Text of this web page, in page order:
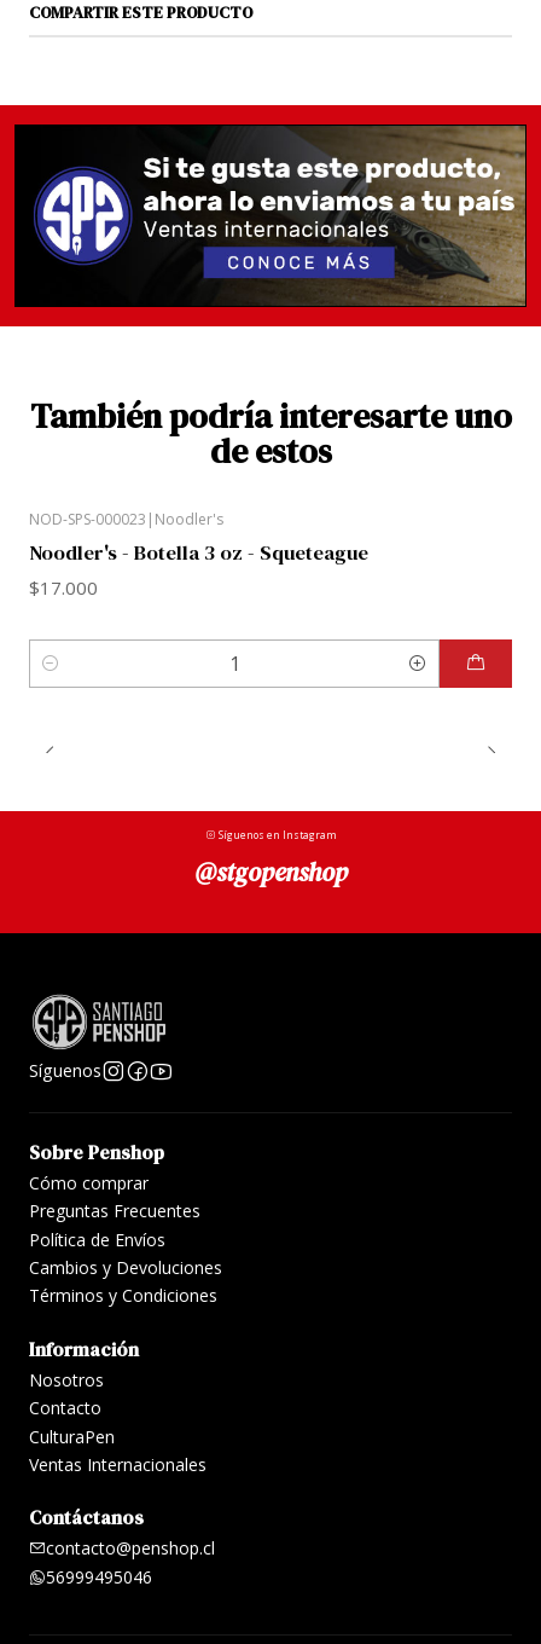
COMPARTIR ESTE PRODUCTO
También podría interesarte uno
de estos
NOD-SPS-000023 | Noodler's
Noodler's - Botella 3 oz - Squeteague
$17.000
Cantidad
Síguenos en Instagram
@stgopenshop
Síguenos
Sobre Penshop
Cómo comprar
Preguntas Frecuentes
Política de Envíos
Cambios y Devoluciones
Términos y Condiciones
Información
Nosotros
Contacto
CulturaPen
Ventas Internacionales
Contáctanos
contacto@penshop.cl
56999495046